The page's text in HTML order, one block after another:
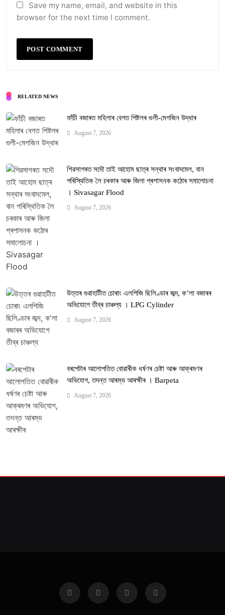
Save my name, email, and website in this
browser for the next time I comment.
RELATED NEWS
ফাঁচী বজাৰত মহিলাৰ বেগত পিষ্টলৰ গুলী-মেগজিন উদ্ধাৰ
August 7, 2026
শিৱসাগৰত সদৌ তাই আহোম ছাত্ৰ সন্থাৰ সংবাদমেল, বান
পৰিস্থিতিক লৈ চৰকাৰ আৰু জিলা প্ৰশাসনক কঠোৰ সমালোচনা
। Sivasagar Flood
August 7, 2026
উত্তৰ গুৱাহাটীত চোৰাং এলপিজি ছিলিণ্ডাৰ জব্দ, ক’লা বজাৰৰ
অভিযোগে তীব্ৰ চাঞ্চল্য । LPG Cylinder
August 7, 2026
বৰপেটাৰ আলোপতিত বোৱাৰীক ধৰ্ষণৰ চেষ্টা আৰু আক্ৰমণৰ
অভিযোগ, তদন্ত আৰম্ভ আৰক্ষীৰ । Barpeta
August 7, 2026